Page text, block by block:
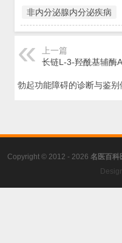
非内分泌腺内分泌疾病
上一篇
长链L-3-羟酰基辅酶
勃起功能障碍的诊断与鉴
Copyright © 2012 - 2026 名医百科